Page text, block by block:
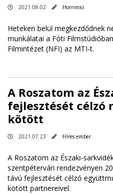
2021.08.02 Hornmici
Heteken belül megkezdődnek
munkálatai a Fóti
Filmintézet (NFI) az MTI-t.
A Roszatom az
fejlesztését célzó
kötött
2021.07.23 Híres ember
A Roszatom az Északi-
szentpétervári rendezvényen
távú fejlesztését célzó
kötött partnereivel.